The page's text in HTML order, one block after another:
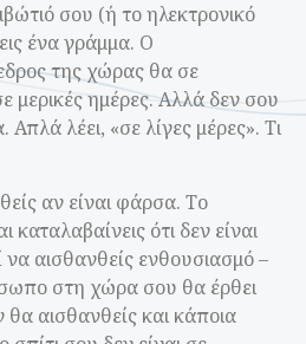
σου (ή το ηλεκτρονικό
ένα γράμμα. Ο
της χώρας θα σε
μερικές ημέρες. Αλλά δεν σου
Απλά λέει, «σε λίγες μέρες». Τι
αν είναι φάρσα. Το
καταλαβαίνεις ότι δεν είναι
αισθανθείς ενθουσιασμό –
στη χώρα σου θα έρθει
αισθανθείς και κάποια